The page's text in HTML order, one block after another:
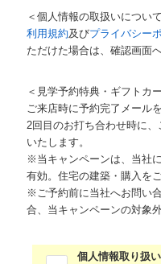
＜個人情報の取扱いについ
利用規約及びプライバシー
ただけた場合は、確認画面
＜見学予約特典・ギフトカ
ご来店時に予約完了メール
2回目のお打ち合わせ時に
いたします。
※当キャンペーンは、当社
有効。住宅の建築・購入を
※ご予約前に当社へお問い
合、当キャンペーンの対象
個人情報取り扱い